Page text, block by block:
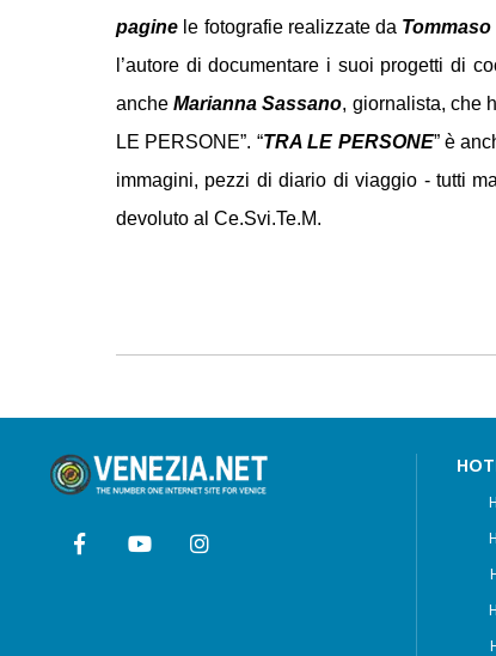
pagine le fotografie realizzate da
l’autore di documentare i suoi progetti di
ancheMarianna Sassano, giornalista, che
LE PERSONE”. “TRA LE PERSONE” è
immagini, pezzi di diario di viaggio - tutti
devoluto al Ce.Svi.Te.M.